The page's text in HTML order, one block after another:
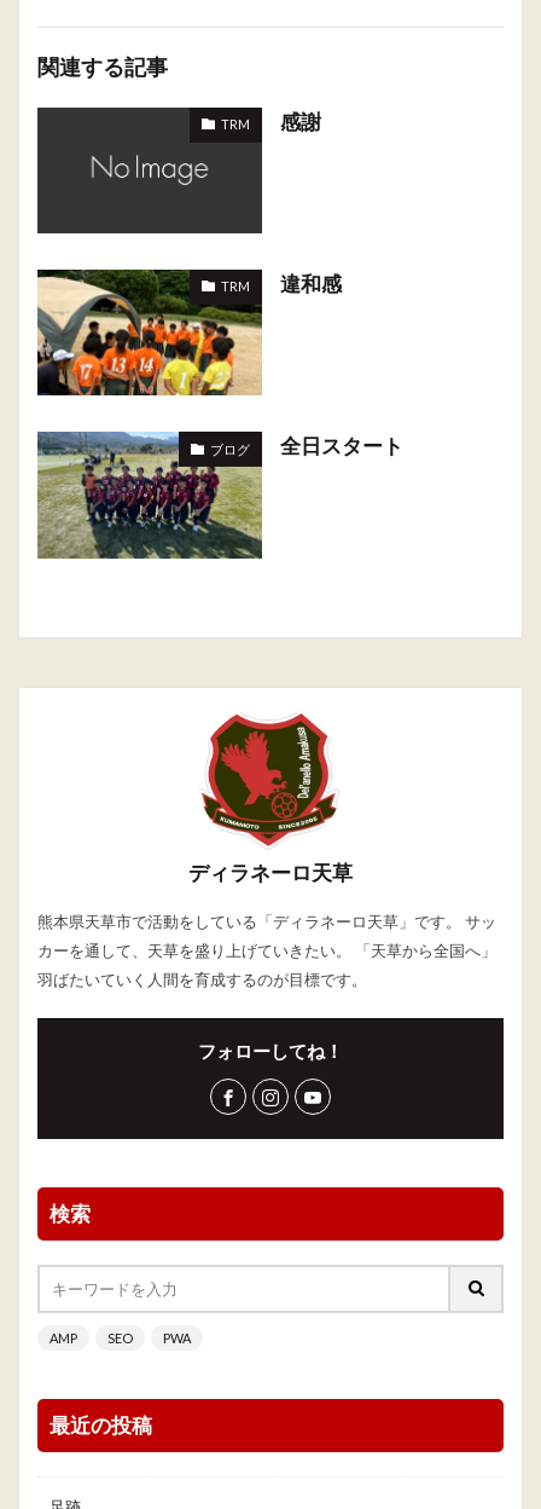
関連する記事
TRM 感謝
TRM 違和感
ブログ 全日スタート
ディラネーロ天草
熊本県天草市で活動をしている「ディラネーロ天草」です。 サッ
カーを通して、天草を盛り上げていきたい。 「天草から全国へ」
羽ばたいていく人間を育成するのが目標です。
フォローしてね！
検索
AMP SEO PWA
最近の投稿